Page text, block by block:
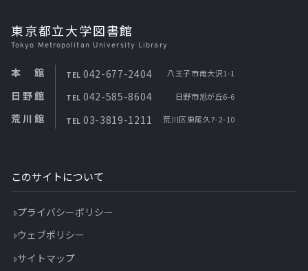
東京都立大学図書館
Tokyo Metropolitan University Library
本館 TEL 042-677-2404 八王子市南大沢1-1
日野館 TEL 042-585-8604 日野市旭が丘6-6
荒川館 TEL 03-3819-1211 荒川区東尾久7-2-10
このサイトについて
プライバシーポリシー
ウェブポリシー
サイトマップ